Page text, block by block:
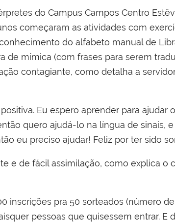
do Campus Campos Centro
começaram as atividades com
do alfabeto manual de
de mímica (com frases para serem
contagiante, como detalha a
Eu espero aprender para ajudar
quero ajudá-lo na língua de sinais,
eu preciso ajudar! Feliz por ter sido
e de fácil assimilação, como explica o
inscrições pra 50 sorteados (número
pessoas que quisessem entrar. E